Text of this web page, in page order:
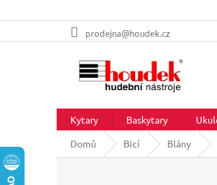
na
prodejna@houdek.cz
Kytary Baskytary
Domů
Bicí Blány